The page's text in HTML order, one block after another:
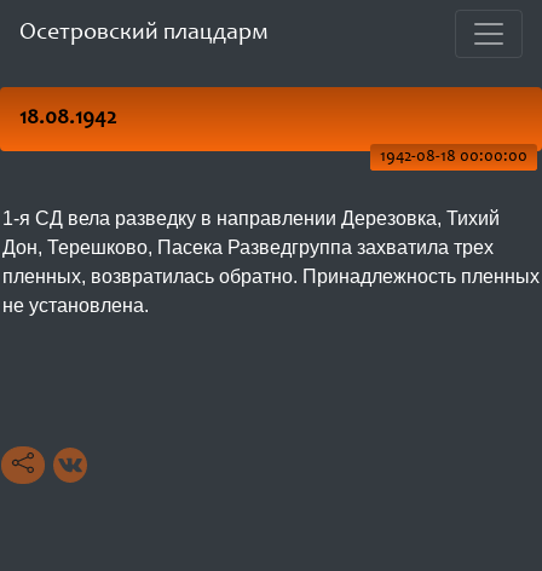
Осетровский плацдарм
18.08.1942
1942-08-18 00:00:00
1-я СД вела разведку в направлении Дерезовка, Тихий
Дон, Терешково, Пасека Разведгруппа захватила трех
пленных, возвратилась обратно. Принадлежность пленных
не установлена.